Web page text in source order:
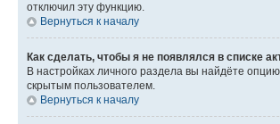
отключил эту функцию.
Вернуться к началу
Как сделать, чтобы я не появлялся в списке
В настройках личного раздела вы найдёте опцию
скрытым пользователем.
Вернуться к началу